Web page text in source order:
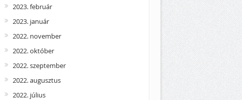
2023. február
2023. január
2022. november
2022. október
2022. szeptember
2022. augusztus
2022. július